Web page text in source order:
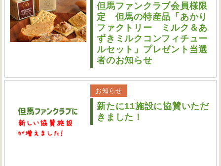
但馬ファンクラブ会員様限
定 但馬の特産品「あかり
ファクトリー ミルク＆あ
ずきミルクコンフィチュー
ルセット」プレゼント当選
者のお知らせ
お知らせ
新たに11施設に協賛いただ
きました！